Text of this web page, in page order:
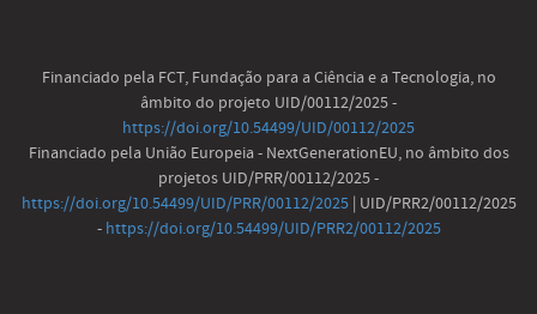
Financiado pela FCT, Fundação para a Ciência e a Tecnologia, no
âmbito do projeto UID/00112/2025 -
https://doi.org/10.54499/UID/00112/2025
Financiado pela União Europeia - NextGenerationEU, no âmbito dos
projetos UID/PRR/00112/2025 -
https://doi.org/10.54499/UID/PRR/00112/2025| UID/PRR2/00112/2025
- https://doi.org/10.54499/UID/PRR2/00112/2025